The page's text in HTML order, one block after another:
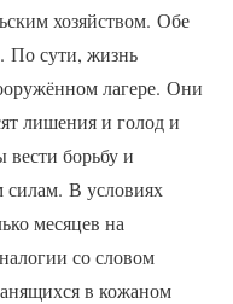
хозяйством. Обе
По сути, жизнь
лагере. Они
лишения и голод и
вести борьбу и
силам. В условиях
месяцев на
со словом
в кожаном